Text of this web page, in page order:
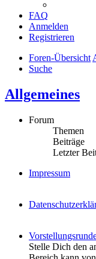
FAQ
Anmelden
Registrieren
Foren-Übersicht
Suche
Allgemeines
Forum
Themen
Beiträge
Letzter
Impressum
Stelle Dich den